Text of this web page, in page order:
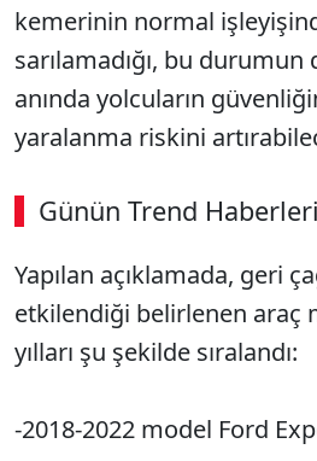
kemerinin normal
sarılamadığı, bu durumun
anında yolcuların
yaralanma riskini
Günün Trend Haberleri
Yapılan açıklamada, geri
etkilendiği belirlenen araç
yılları şu şekilde sıralandı:
-2018-2022 model Ford